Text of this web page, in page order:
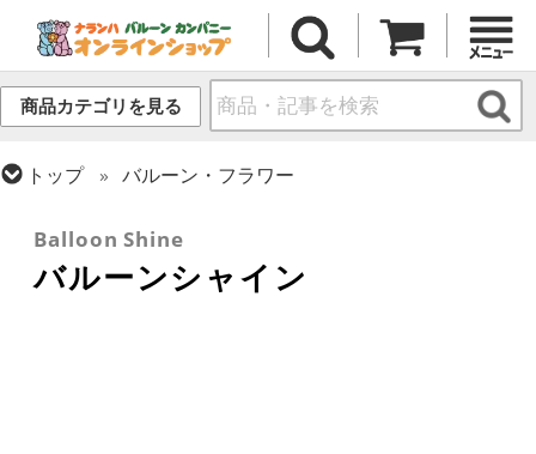
商品カテゴリを見る
トップ
バルーン・フラワー
Balloon Shine
バルーンシャイン